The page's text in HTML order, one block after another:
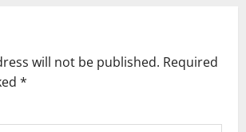
will not be published. Required
*